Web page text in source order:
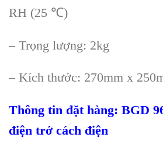
RH (25 ℃)
– Trọng lượng: 2kg
– Kích thước: 270mm x
Thông tin đặt hàng: BGD
điện trở cách điện